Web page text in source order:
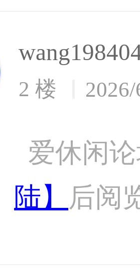
2 楼
爱休闲
陆】
后阅